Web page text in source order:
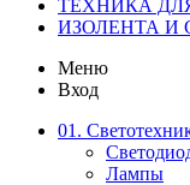
ТЕХНИКА
ИЗОЛЕНТА И
Меню
Вход
01.
Лампы